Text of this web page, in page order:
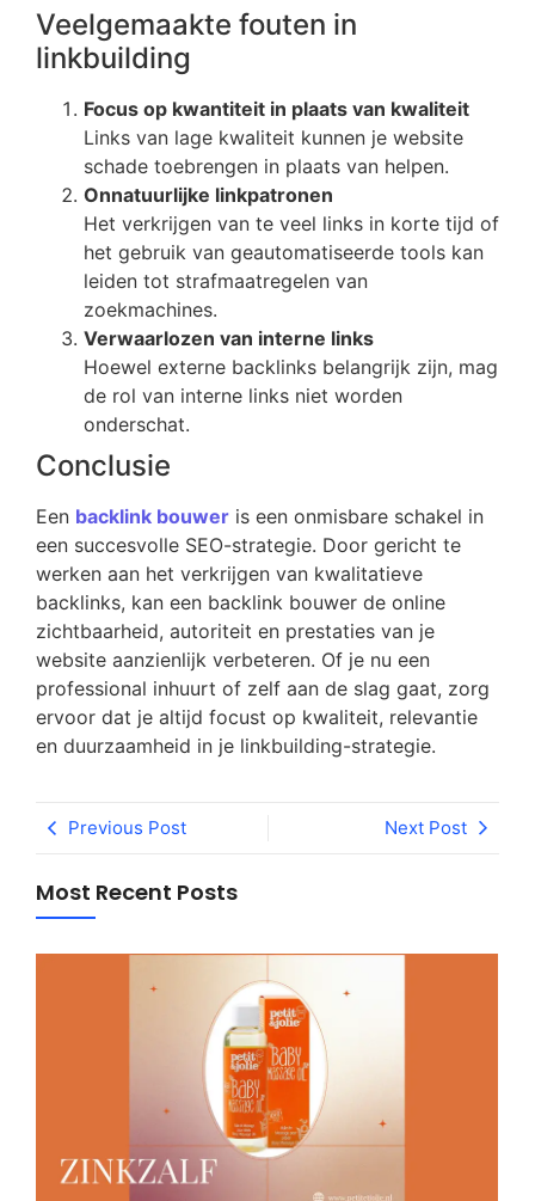
Veelgemaakte fouten in
linkbuilding
Focus op kwantiteit in plaats van kwaliteit
Links van lage kwaliteit kunnen je website
schade toebrengen in plaats van helpen.
Onnatuurlijke linkpatronen
Het verkrijgen van te veel links in korte tijd of
het gebruik van geautomatiseerde tools kan
leiden tot strafmaatregelen van
zoekmachines.
Verwaarlozen van interne links
Hoewel externe backlinks belangrijk zijn, mag
de rol van interne links niet worden
onderschat.
Conclusie
Een backlink bouwer is een onmisbare schakel in
een succesvolle SEO-strategie. Door gericht te
werken aan het verkrijgen van kwalitatieve
backlinks, kan een backlink bouwer de online
zichtbaarheid, autoriteit en prestaties van je
website aanzienlijk verbeteren. Of je nu een
professional inhuurt of zelf aan de slag gaat, zorg
ervoor dat je altijd focust op kwaliteit, relevantie
en duurzaamheid in je linkbuilding-strategie.
Previous Post Next Post
Most Recent Posts